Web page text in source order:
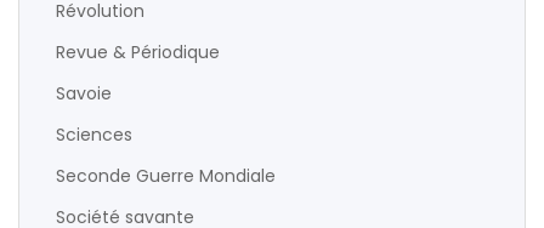
Révolution
Revue & Périodique
Savoie
Sciences
Seconde Guerre Mondiale
Société savante